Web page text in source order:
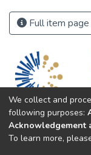
Full item page
We collect and
following purposes:
Acknowledgement
To learn more,